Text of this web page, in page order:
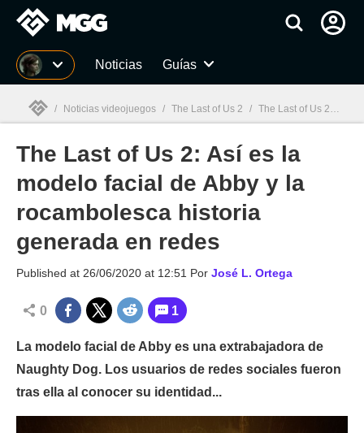
MGG Noticias Guías
MGG
/ Noticias videojuegos / The Last of Us 2 / The Last of Us 2: Así es la modelo facial de Abby y la rocambolesca historia generada en redes
The Last of Us 2: Así es la
modelo facial de Abby y la
rocambolesca historia
generada en redes
Published at 26/06/2020 at 12:51 Por José L. Ortega
0 1
La modelo facial de Abby es una extrabajadora de
Naughty Dog. Los usuarios de redes sociales fueron
tras ella al conocer su identidad...